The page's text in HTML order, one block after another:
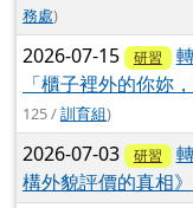
務處)
2026-07-15 研習
「櫃子裡外的你妳
125 /訓育組)
2026-07-03 研習
構外貌評價的真相